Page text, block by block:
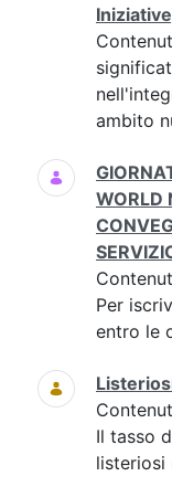
ambito
WORLD
Per
entro le
Il tasso
listeriosi